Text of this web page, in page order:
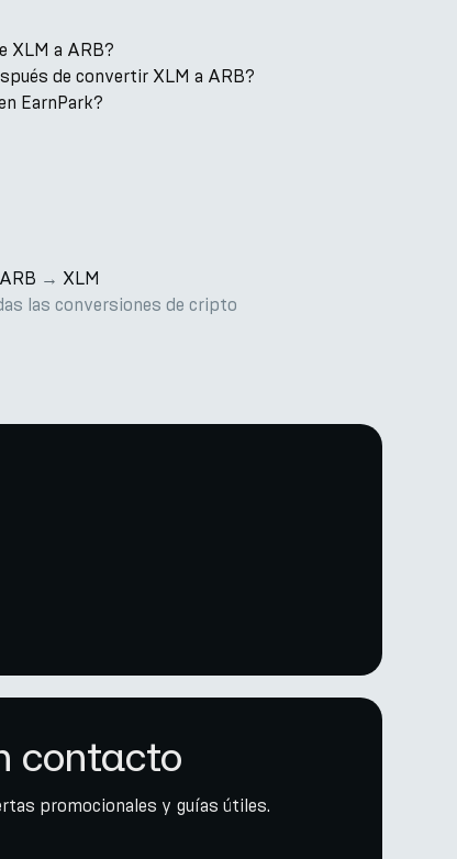
XLM a ARB?
de convertir XLM a ARB?
EarnPark?
→ XLM
las conversiones de cripto
contacto
promocionales y guías útiles.